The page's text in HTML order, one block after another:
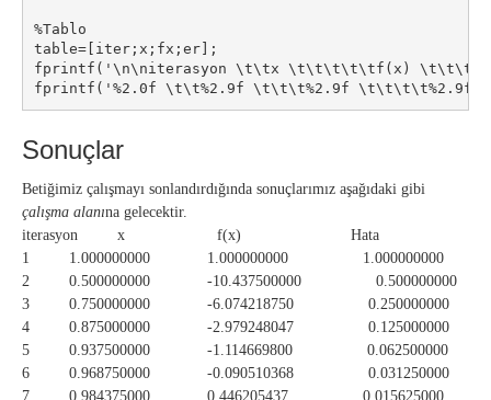
%Tablo
table=[iter;x;fx;er];
fprintf('\n\niterasyon \t\tx \t\t\t\t\tf(x)
fprintf('%2.0f \t\t%2.9f \t\t\t%2.9f \t\t\t\t%2.9f
Sonuçlar
Betiğimiz çalışmayı sonlandırdığında sonuçlarımız aşağıdaki gibi
çalışma alanına gelecektir.
iterasyon x f(x) Hata
1 1.000000000 1.000000000 1.000000000
2 0.500000000 -10.437500000 0.500000000
3 0.750000000 -6.074218750 0.250000000
4 0.875000000 -2.979248047 0.125000000
5 0.937500000 -1.114669800 0.062500000
6 0.968750000 -0.090510368 0.031250000
7 0.984375000 0.446205437 0.015625000